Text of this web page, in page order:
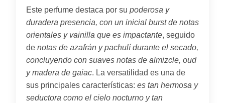
Este perfume destaca por su poderosa y
duradera presencia, con un inicial burst de notas
orientales y vainilla que es impactante, seguido
de notas de azafrán y pachulí durante el secado,
concluyendo con suaves notas de almizcle, oud
y madera de gaiac. La versatilidad es una de
sus principales características: es tan hermosa y
seductora como el cielo nocturno y tan